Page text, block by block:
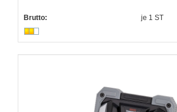
Brutto: je 1 ST